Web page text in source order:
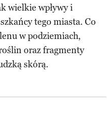
wielkie wpływy i
tego miasta. Co
w podziemiach,
oraz fragmenty
skórą.